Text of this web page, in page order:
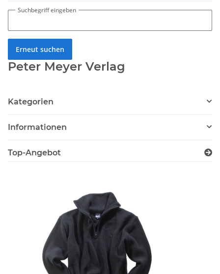
Suchbegriff eingeben
Erneut suchen
Peter Meyer Verlag
Kategorien
Informationen
Top-Angebot